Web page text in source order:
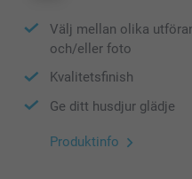
Välj mellan olika
och/eller foto
Kvalitetsfinish
Ge ditt husdjur glädje
Produktinfo